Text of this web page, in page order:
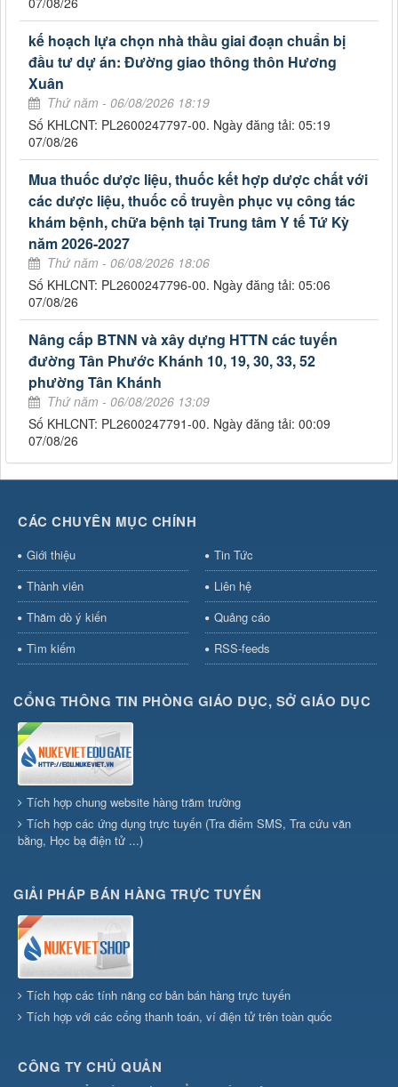
kế hoạch lựa chọn nhà thầu giai đoạn chuẩn bị
đầu tư dự án: Đường giao thông thôn Hương
Xuân
Thứ năm - 06/08/2026 18:19
Số KHLCNT: PL2600247797-00. Ngày đăng tải: 05:19
07/08/26
Mua thuốc dược liệu, thuốc kết hợp dược chất với
các dược liệu, thuốc cổ truyền phục vụ công tác
khám bệnh, chữa bệnh tại Trung tâm Y tế Tứ Kỳ
năm 2026-2027
Thứ năm - 06/08/2026 18:06
Số KHLCNT: PL2600247796-00. Ngày đăng tải: 05:06
07/08/26
Nâng cấp BTNN và xây dựng HTTN các tuyến
đường Tân Phước Khánh 10, 19, 30, 33, 52
phường Tân Khánh
Thứ năm - 06/08/2026 13:09
Số KHLCNT: PL2600247791-00. Ngày đăng tải: 00:09
07/08/26
CÁC CHUYÊN MỤC CHÍNH
Giới thiệu
Tin Tức
Thành viên
Liên hệ
Thăm dò ý kiến
Quảng cáo
Tìm kiếm
RSS-feeds
CỔNG THÔNG TIN PHÒNG GIÁO DỤC, SỞ GIÁO DỤC
Tích hợp chung website hàng trăm trường
Tích hợp các ứng dụng trực tuyến (Tra điểm SMS, Tra cứu văn
bằng, Học bạ điện tử ...)
GIẢI PHÁP BÁN HÀNG TRỰC TUYẾN
Tích hợp các tính năng cơ bản bán hàng trực tuyến
Tích hợp với các cổng thanh toán, ví điện tử trên toàn quốc
CÔNG TY CHỦ QUẢN